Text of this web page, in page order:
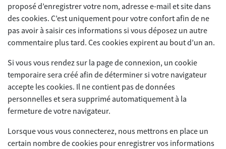
proposé d’enregistrer votre nom, adresse e-mail et site dans
des cookies. C’est uniquement pour votre confort afin de ne
pas avoir à saisir ces informations si vous déposez un autre
commentaire plus tard. Ces cookies expirent au bout d’un an.
Si vous vous rendez sur la page de connexion, un cookie
temporaire sera créé afin de déterminer si votre navigateur
accepte les cookies. Il ne contient pas de données
personnelles et sera supprimé automatiquement à la
fermeture de votre navigateur.
Lorsque vous vous connecterez, nous mettrons en place un
certain nombre de cookies pour enregistrer vos informations